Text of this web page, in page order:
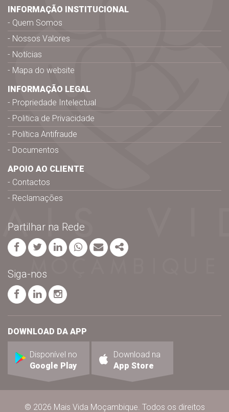
INFORMAÇÃO INSTITUCIONAL
Quem Somos
Nossos Valores
Notícias
Mapa do website
INFORMAÇÃO LEGAL
Propriedade Intelectual
Politica de Privacidade
Política Antifraude
Documentos
APOIO AO CLIENTE
Contactos
Reclamações
Partilhar na Rede
Facebook
TwitterLinkedinwhatsapp
EmailShare
Siga-nos
página facebook
página linkedin
página instagram
DOWNLOAD DA APP
Disponível no
Google Play
Download na
App Store
© 2026 Mais Vida Moçambique. Todos os direitos